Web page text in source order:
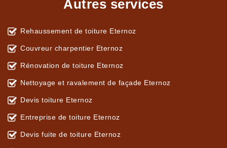
Autres services
Rehaussement de toiture Eternoz
Couvreur charpentier Eternoz
Rénovation de toiture Eternoz
Nettoyage et ravalement de façade Eternoz
Devis toiture Eternoz
Entreprise de toiture Eternoz
Devis fuite de toiture Eternoz